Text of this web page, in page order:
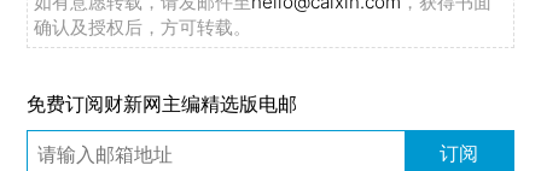
确认及授权后，方可转载。
免费订阅财新网主编精选版电邮
订阅